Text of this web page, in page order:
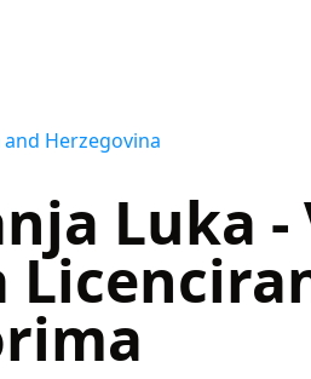
and Herzegovina
Luka -